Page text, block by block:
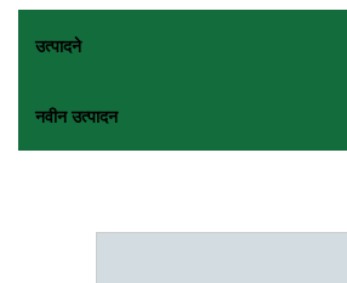
उत्पादने
नवीन उत्पादन